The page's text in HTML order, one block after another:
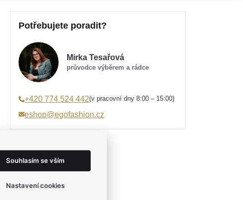
Potřebujete poradit?
Mirka Tesařová
průvodce výběrem a rádce
+420 774 524 442(v pracovní dny 8:00 – 15:00)
eshop@egofashion.cz
Souhlasím se vším
Nastavení cookies